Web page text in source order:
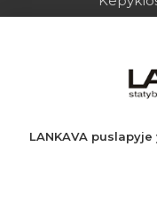
PVM
A.s.:
LANKAVA